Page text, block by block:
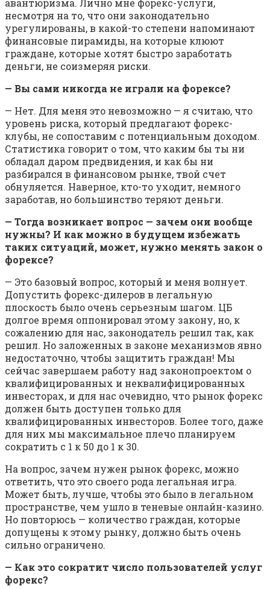
авантюризма. Лично мне форекс-услуги,
несмотря на то, что они законодательно
урегулированы, в какой-то степени напоминают
финансовые пирамиды, на которые клюют
граждане, которые хотят быстро заработать
деньги, не соизмеряя риски.
— Вы сами никогда не играли на форексе?
— Нет. Для меня это невозможно — я считаю, что
уровень риска, который предлагают форекс-
клубы, не сопоставим с потенциальным доходом.
Статистика говорит о том, что каким бы ты ни
обладал даром предвидения, и как бы ни
разбирался в финансовом рынке, твой счет
обнуляется. Наверное, кто-то уходит, немного
заработав, но большинство теряют деньги.
— Тогда возникает вопрос — зачем они вообще
нужны? И как можно в будущем избежать
таких ситуаций, может, нужно менять закон о
форексе?
— Это базовый вопрос, который и меня волнует.
Допустить форекс-дилеров в легальную
плоскость было очень серьезным шагом. ЦБ
долгое время оппонировал этому закону, но, к
сожалению для нас, законодатель решил так, как
решил. Но заложенных в законе механизмов явно
недостаточно, чтобы защитить граждан! Мы
сейчас завершаем работу над законопроектом о
квалифицированных и неквалифицированных
инвесторах, и для нас очевидно, что рынок форекс
должен быть доступен только для
квалифицированных инвесторов. Более того, даже
для них мы максимальное плечо планируем
сократить с 1 к 50 до 1 к 30.
На вопрос, зачем нужен рынок форекс, можно
ответить, что это своего рода легальная игра.
Может быть, лучше, чтобы это было в легальном
пространстве, чем ушло в теневые онлайн-казино.
Но повторюсь — количество граждан, которые
допущены к этому рынку, должно быть очень
сильно ограничено.
— Как это сократит число пользователей услуг
форекс?